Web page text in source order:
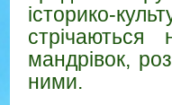
історико-
мандрівок,
ними.